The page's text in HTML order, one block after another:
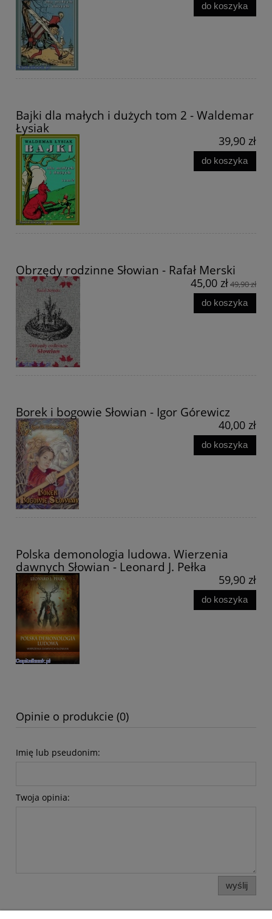
do koszyka
Bajki dla małych i dużych tom 2 - Waldemar
Łysiak
39,90 zł
do koszyka
Obrzędy rodzinne Słowian - Rafał Merski
45,00 zł49,90 zł
do koszyka
Borek i bogowie Słowian - Igor Górewicz
40,00 zł
do koszyka
Polska demonologia ludowa. Wierzenia
dawnych Słowian - Leonard J. Pełka
59,90 zł
do koszyka
Opinie o produkcie (0)
Imię lub pseudonim:
Twoja opinia:
wyślij